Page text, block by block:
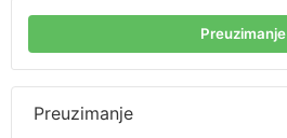
Preuzimanje
Preuzimanje